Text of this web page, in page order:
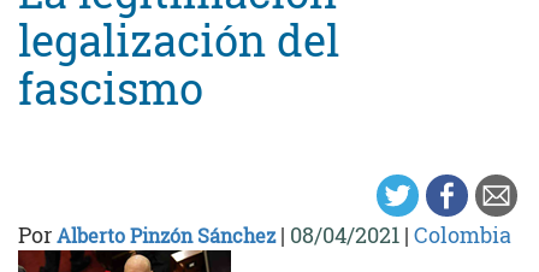
legalización del
fascismo
PorAlberto Pinzón Sánchez| 08/04/2021 | Colombia